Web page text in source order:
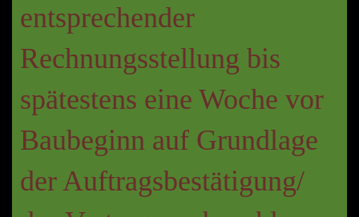
entsprechender
Rechnungsstellung bis
spätestens eine Woche vor
Baubeginn auf Grundlage
der Auftragsbestätigung/